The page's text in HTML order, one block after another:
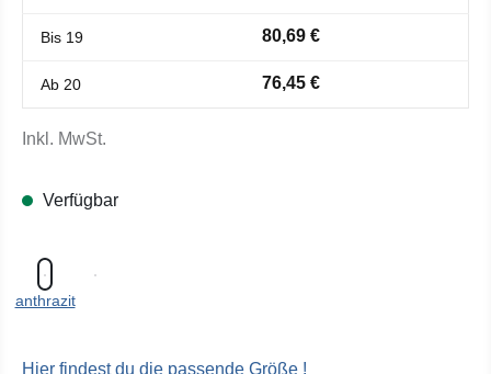
Bis 19 80,69 €
Ab 20 76,45 €
Inkl. MwSt.
Verfügbar
anthrazit
Hier findest du die passende Größe !